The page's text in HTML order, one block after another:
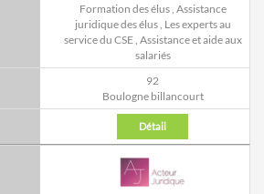
Formation des élus, Assistance
juridique des élus, Les experts au
service du CSE, Assistance et aide aux
salariés
92
Boulogne billancourt
Détail